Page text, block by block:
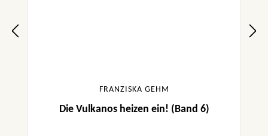
FRANZISKA GEHM
Die Vulkanos heizen ein! (Band 6)